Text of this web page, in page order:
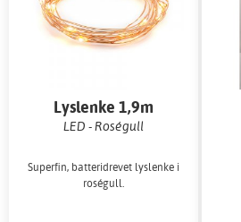
Lyslenke 1,9m
LED - Roségull
Superfin, batteridrevet lyslenke i
roségull.